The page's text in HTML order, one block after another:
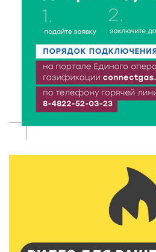
пассажиров по новым правилам
8 Авг 2026 12:12 917
Более 40 миллионов на
Твери
8 Авг 2026 11:37 342
От теории до практики: в
Арбуз без риска: на что
покупке — советы Роскачества
8 Авг 2026 10:21 467